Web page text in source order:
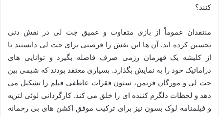
کنند؟
منتقدان عموماً از بازی متفاوت و عمیق جت لی در نقش دنی
تحسین کرده اند. آن ها این نقش را فرصتی برای جت لی دانستند تا
از کلیشه یک قهرمان رزمی صرف فاصله بگیرد و توانایی های
دراماتیک خود را به نمایش بگذارد. بسیاری معتقد بودند که شیمی بین
جت لی و مورگان فریمن، ستون فقرات عاطفی فیلم را تشکیل می
دهد و لحظات دلگرم کننده ای را خلق می کند. کارگردانی لوئی لتریه
و فیلمنامه لوک بسون نیز برای ترکیب موفق اکشن های بی رحمانه